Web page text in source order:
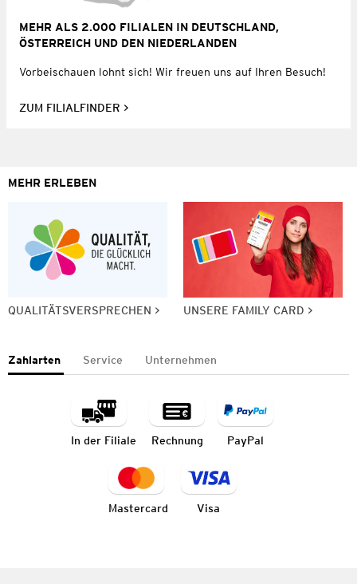
MEHR ALS 2.000 FILIALEN IN DEUTSCHLAND,
ÖSTERREICH UND DEN NIEDERLANDEN
Vorbeischauen lohnt sich! Wir freuen uns auf Ihren Besuch!
ZUM FILIALFINDER
MEHR ERLEBEN
QUALITÄTSVERSPRECHEN UNSERE FAMILY CARD
Zahlarten Service Unternehmen
In der Filiale Rechnung PayPal
Mastercard Visa